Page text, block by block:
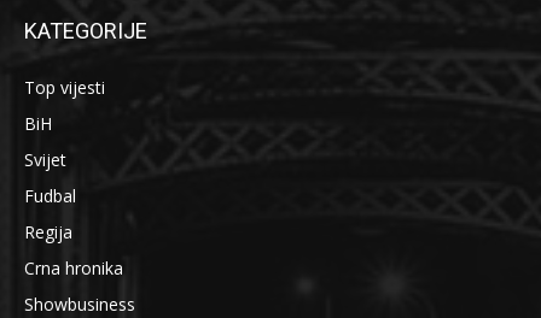
KATEGORIJE
Top vijesti
BiH
Svijet
Fudbal
Regija
Crna hronika
Showbusiness